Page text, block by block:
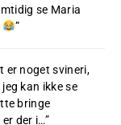
se Maria
”
er noget svineri,
kan ikke se
bringe
er der i…”